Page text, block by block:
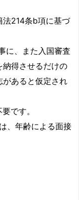
法214条b項に基づ
に、また入国審査
納得させるだけの
あると仮定され
です。
、年齢による面接